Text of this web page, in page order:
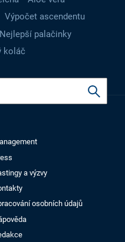
Výpočet ascendentu
Nejlepší palačinky
koláč
a výzvy
osobních údajů